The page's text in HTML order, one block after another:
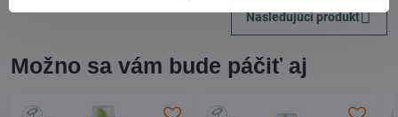
Nasledujúci produkt
Možno sa vám bude páčiť aj